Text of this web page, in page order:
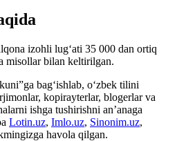
izohli lug‘ati 35 000 dan ortiq
misollar bilan keltirilgan.
bag‘ishlab, o‘zbek tilini
kopirayterlar, blogerlar va
ishga tushirishni an’anaga
Lotin.uz, Imlo.uz, Sinonim.uz,
havola qilgan.